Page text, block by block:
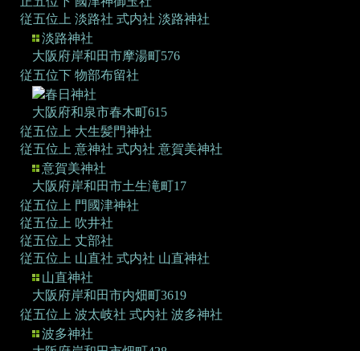
従五位上 淡路社 式内社 淡路神社
淡路神社
大阪府岸和田市摩湯町576
従五位下 物部布留社
春日神社
大阪府和泉市春木町615
従五位上 大生髪門神社
従五位上 意神社 式内社 意賀美神社
意賀美神社
大阪府岸和田市土生滝町17
従五位上 門國津神社
従五位上 吹井社
従五位上 丈部社
従五位上 山直社 式内社 山直神社
山直神社
大阪府岸和田市内畑町3619
従五位上 波太岐社 式内社 波多神社
波多神社